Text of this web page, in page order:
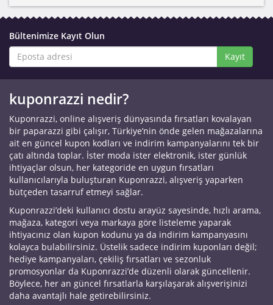
Bültenimize Kayıt Olun
Kayıt
kuponrazzi nedir?
Kuponrazzi, online alışveriş dünyasında fırsatları kovalayan
bir paparazzi gibi çalışır, Türkiye’nin önde gelen mağazalarına
ait en güncel kupon kodları ve indirim kampanyalarını tek bir
çatı altında toplar. İster moda ister elektronik, ister günlük
ihtiyaçlar olsun, her kategoride en uygun fırsatları
kullanıcılarıyla buluşturan Kuponrazzi, alışveriş yaparken
bütçeden tasarruf etmeyi sağlar.
Kuponrazzi’deki kullanıcı dostu arayüz sayesinde, hızlı arama,
mağaza, kategori veya markaya göre listeleme yaparak
ihtiyacınız olan kupon kodunu ya da indirim kampanyasını
kolayca bulabilirsiniz. Üstelik sadece indirim kuponları değil;
hediye kampanyaları, çekiliş fırsatları ve sezonluk
promosyonlar da Kuponrazzi’de düzenli olarak güncellenir.
Böylece, her an güncel fırsatlarla karşılaşarak alışverişinizi
daha avantajlı hale getirebilirsiniz.